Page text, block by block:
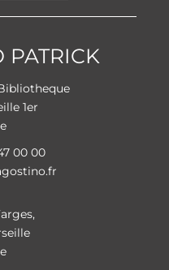
PATRICK
1er
00 00